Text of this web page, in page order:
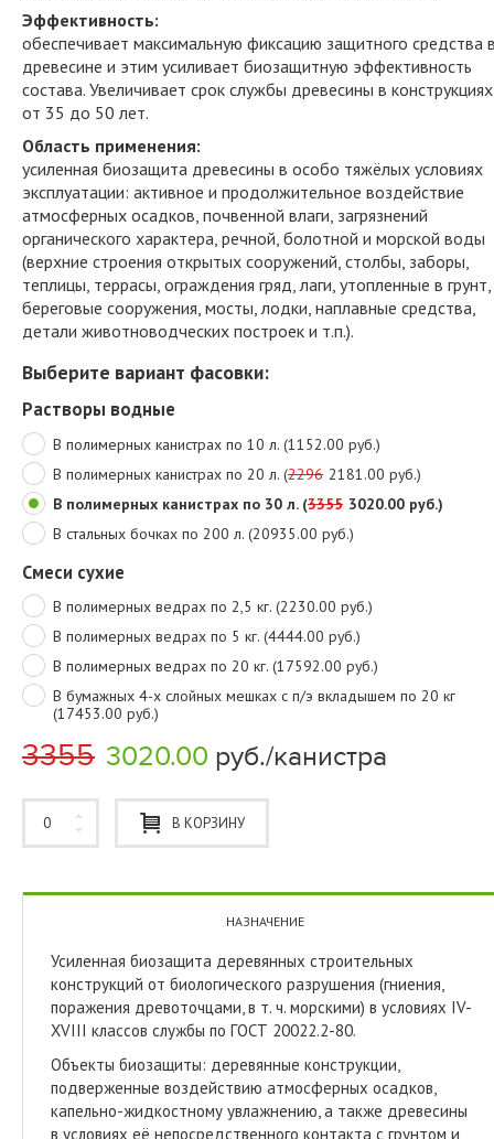
Эффективность:
обеспечивает максимальную фиксацию защитного средства
древесине и этим усиливает биозащитную эффективность
состава. Увеличивает срок службы древесины в конструкциях
от 35 до 50 лет.
Область применения:
усиленная биозащита древесины в особо тяжёлых условиях
эксплуатации: активное и продолжительное воздействие
атмосферных осадков, почвенной влаги, загрязнений
органического характера, речной, болотной и морской воды
(верхние строения открытых сооружений, столбы, заборы,
теплицы, террасы, ограждения гряд, лаги, утопленные в грунт,
береговые сооружения, мосты, лодки, наплавные средства,
детали животноводческих построек и т.п.).
Выберите вариант фасовки:
Растворы водные
В полимерных канистрах по 10 л. (1152.00 руб.)
В полимерных канистрах по 20 л. (2296 2181.00 руб.)
В полимерных канистрах по 30 л. (3355 3020.00 руб.)
В стальных бочках по 200 л. (20935.00 руб.)
Смеси сухие
В полимерных ведрах по 2,5 кг. (2230.00 руб.)
В полимерных ведрах по 5 кг. (4444.00 руб.)
В полимерных ведрах по 20 кг. (17592.00 руб.)
В бумажных 4-х слойных мешках с п/э вкладышем по 20 кг
(17453.00 руб.)
3355 3020.00 руб./канистра
В КОРЗИНУ
НАЗНАЧЕНИЕ
Усиленная биозащита деревянных строительных
конструкций от биологического разрушения (гниения,
поражения древоточцами, в т. ч. морскими) в условиях IV-
XVIII классов службы по ГОСТ 20022.2-80.
Объекты биозащиты: деревянные конструкции,
подверженные воздействию атмосферных осадков,
капельно-жидкостному увлажнению, а также древесины
в условиях её непосредственного контакта с грунтом и